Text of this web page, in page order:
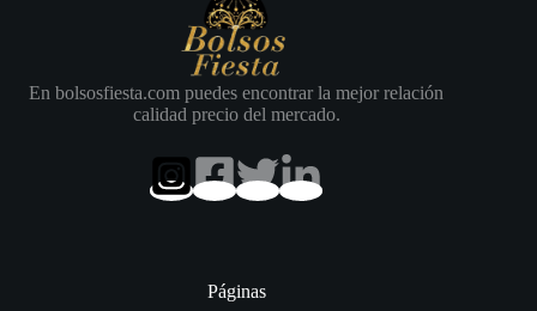
En bolsosfiesta.com puedes encontrar la mejor relación
calidad precio del mercado.
Páginas